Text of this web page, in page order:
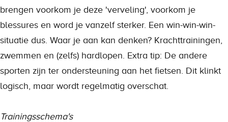
brengen voorkom je deze 'verveling', voorkom je
blessures en word je vanzelf sterker. Een win-win-win-
situatie dus. Waar je aan kan denken? Krachttrainingen,
zwemmen en (zelfs) hardlopen. Extra tip: De andere
sporten zijn ter ondersteuning aan het fietsen. Dit klinkt
logisch, maar wordt regelmatig overschat.
Trainingsschema's